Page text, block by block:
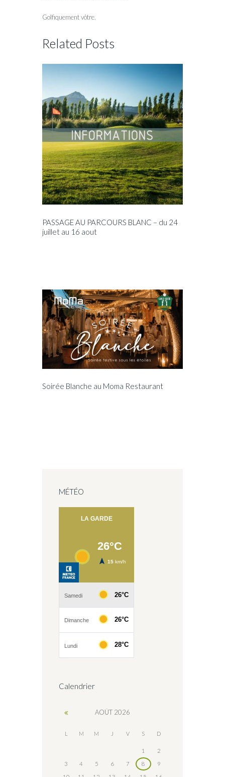
Golfiquement vôtre.
Related Posts
PASSAGE AU PARCOURS BLANC – du 24
juillet au 16 aout
Soirée Blanche au Moma Restaurant
MÉTÉO
Calendrier
AOÛT 2026
L M M J V S D
1
2
3
4 5 6 7 8
9